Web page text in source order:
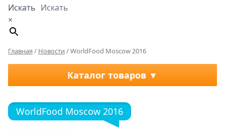
Искать
×
Главная / Новости/WorldFood Moscow 2016
Каталог товаров
WorldFood Moscow 2016